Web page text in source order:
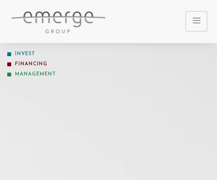
INVEST
FINANCING
MANAGEMENT